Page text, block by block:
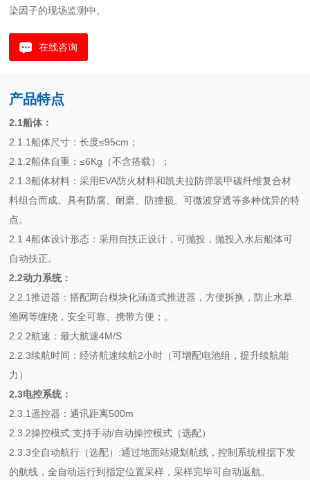
染因子的现场监测中。
在线咨询
产品特点
2.1船体：
2.1.1船体尺寸：长度≤95cm；
2.1.2船体自重：≤6Kg（不含搭载）；
2.1.3船体材料：采用EVA防火材料和凯夫拉防弹装甲碳纤维复合材
料组合而成。具有防腐、耐磨、防撞损、可微波穿透等多种优异的特
点。
2.1.4船体设计形态：采用自扶正设计，可抛投，抛投入水后船体可
自动扶正。
2.2动力系统：
2.2.1推进器：搭配两台模块化涵道式推进器，方便拆换，防止水草
渔网等缠绕，安全可靠、携带方便；。
2.2.2航速：最大航速4M/S
2.2.3续航时间：经济航速续航2小时（可增配电池组，提升续航能
力）
2.3电控系统：
2.3.1遥控器：通讯距离500m
2.3.2操控模式:支持手动/自动操控模式（选配）
2.3.3全自动航行（选配）:通过地面站规划航线，控制系统根据下发
的航线，全自动运行到指定位置采样，采样完毕可自动返航。